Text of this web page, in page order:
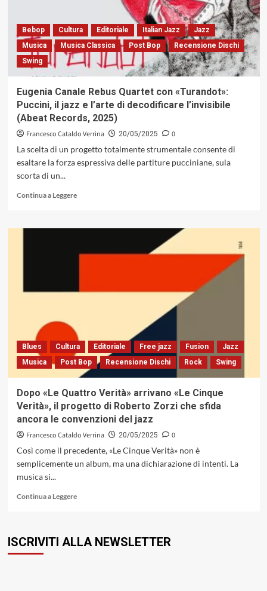
Bebop Cultura Editoriale Italian Jazz
Jazz
Musica
Musica Classica Post Bop
Recensione Dischi
Swing
Eugenia Canale Rebus Quartet con «Turandot»:
Puccini, il jazz e l’arte di decodificare l’invisibile
(Abeat Records, 2025)
Francesco Cataldo Verrina 20/05/2025
0
La scelta di un progetto totalmente strumentale consente di
esaltare la forza espressiva delle partiture pucciniane, sula
scorta di un...
Continua a LeggereLeggi
su
«Turandot»:
jazz
e
l’arte
di
decodificare
(Abeat
Records,
2025)
Blues Cultura Editoriale Free jazz Fusion
Jazz
Musica
Post Bop Recensione Dischi Rock Swing
Dopo «Le Quattro Verità» arrivano «Le Cinque
Verità», il progetto di Roberto Zorzi che sfida
ancora le convenzioni del jazz
Francesco Cataldo Verrina 20/05/2025
0
Così come il precedente, «Le Cinque Verità» non è
semplicemente un album, ma una dichiarazione di intenti. La
musica si...
Continua a LeggereLeggi
Dopo
ISCRIVITI ALLA NEWSLETTER